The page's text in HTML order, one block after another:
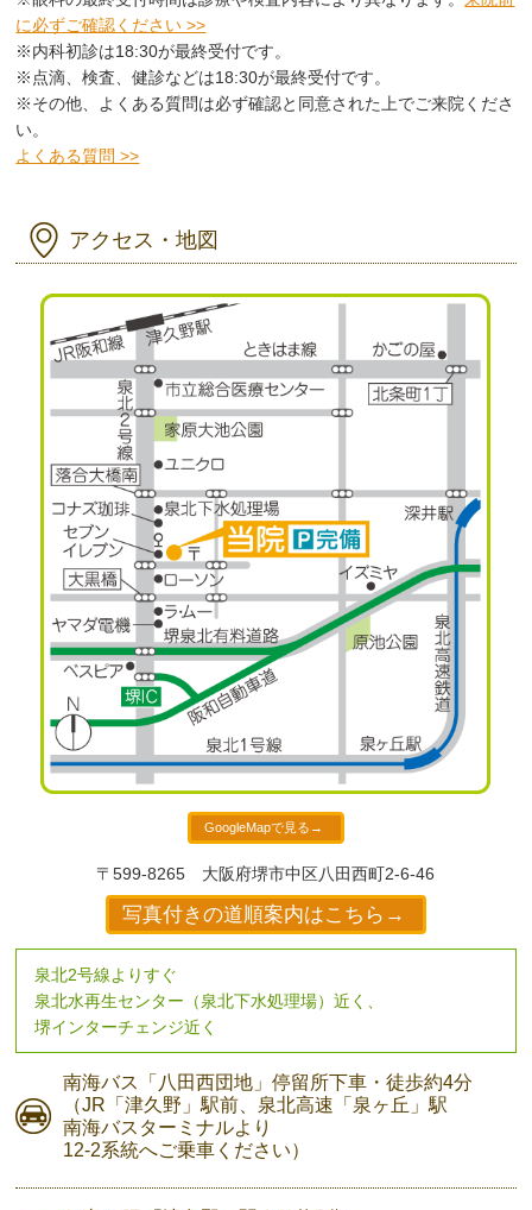
に必ずご確認ください >>
※内科初診は18:30が最終受付です。
※点滴、検査、健診などは18:30が最終受付です。
※その他、よくある質問は必ず確認と同意された上でご来院くださ
い。
よくある質問 >>
アクセス・地図
GoogleMapで見る→
〒599-8265 大阪府堺市中区八田西町2-6-46
写真付きの道順案内はこちら→
泉北2号線よりすぐ
泉北水再生センター（泉北下水処理場）近く、
堺インターチェンジ近く
南海バス 「八田西団地」停留所下車・徒歩約4分
（JR「津久野」駅前、 泉北高速「泉ヶ丘」駅
南海バスターミナルより
12-2系統へご乗車ください）